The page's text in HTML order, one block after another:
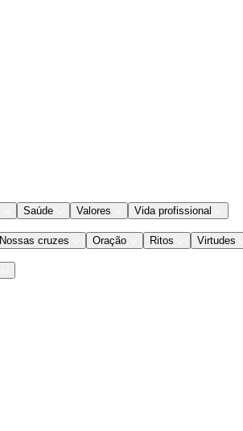
Saúde Valores Vida profissional
Nossas cruzes Oração Ritos Virtudes